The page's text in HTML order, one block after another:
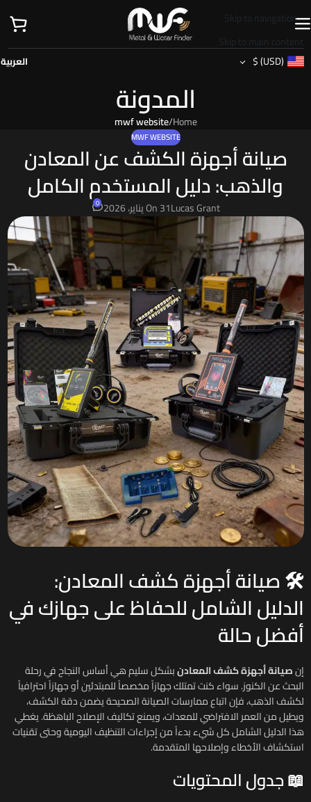
Skip to navigation
Skip to main content
(USD)
$ العربية
المدونة
Home
/
mwf website
MWF WEBSITE
صيانة أجهزة الكشف عن المعادن
والذهب: دليل المستخدم الكامل
Lucas GrantOn 31 يناير، 2026 0
🛠️ صيانة أجهزة كشف المعادن:
الدليل الشامل للحفاظ على جهازك في
أفضل حالة
إنصيانة أجهزة كشف المعادنبشكل سليم هي أساس النجاح في رحلة
البحث عن الكنوز. سواء كنت تمتلك جهازاً مخصصاً للمبتدئين أو جهازاً احترافياً
لكشف الذهب، فإن اتباع ممارسات الصيانة الصحيحة يضمن دقة الكشف،
ويطيل من العمر الافتراضي للمعدات، ويمنع تكاليف الإصلاح الباهظة. يغطي
هذا الدليل الشامل كل شيء بدءاً من إجراءات التنظيف اليومية وحتى تقنيات
استكشاف الأخطاء وإصلاحها المتقدمة.
📖 جدول المحتويات